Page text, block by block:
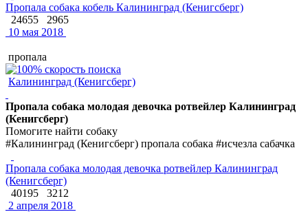
Пропала собака кобель Калининград (Кенигсберг)
24655
2965
10 мая 2018
пропала
Калининград (Кенигсберг)
Пропала собака молодая девочка ротвейлер Калининград
(Кенигсберг)
Помогите найти собаку
#Калининград (Кенигсберг) пропала собака #исчезла сабачка
Пропала собака молодая девочка ротвейлер Калининград
(Кенигсберг)
40195
3212
2 апреля 2018